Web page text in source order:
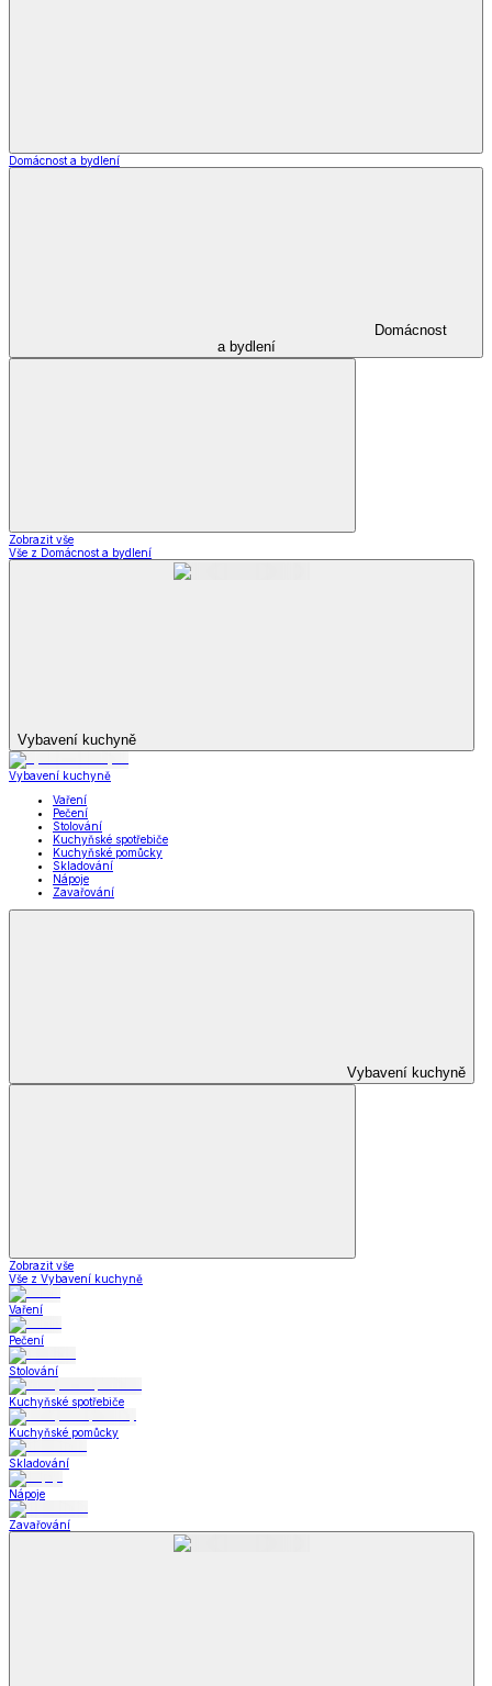
Domácnost a bydlení
Domácnost
a bydlení
Zobrazit vše
Vše z Domácnost a bydlení
Vybavení kuchyně
Vybavení kuchyně
Vaření
Pečení
Stolování
Kuchyňské spotřebiče
Kuchyňské pomůcky
Skladování
Nápoje
Zavařování
Vybavení kuchyně
Zobrazit vše
Vše z Vybavení kuchyně
Vaření
Pečení
Stolování
Kuchyňské spotřebiče
Kuchyňské pomůcky
Skladování
Nápoje
Zavařování